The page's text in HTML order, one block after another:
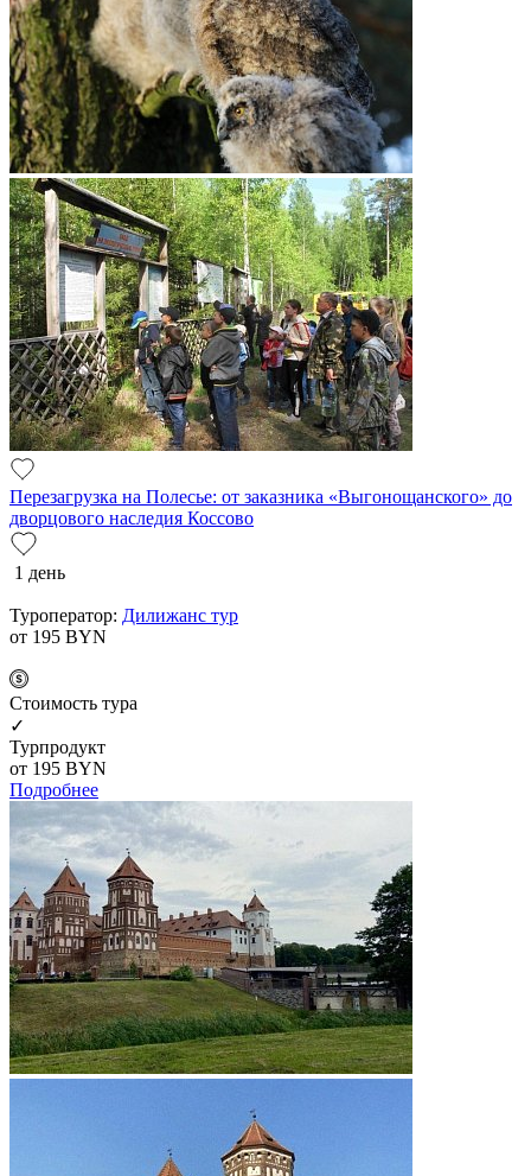
Перезагрузка на Полесье: от заказника «Выгонощанского» до
дворцового наследия Коссово
1 день
Туроператор: Дилижанс тур
от 195 BYN
Cтоимость тура
✓
Турпродукт
от 195 BYN
Подробнее